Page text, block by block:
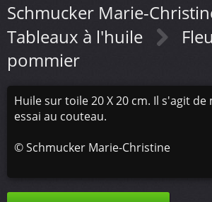
Schmucker Marie-
Tableaux à l'huile
pommier
Huile sur toile 20 X 20 cm. Il s'agit
essai au couteau.
©Schmucker Marie-Christine